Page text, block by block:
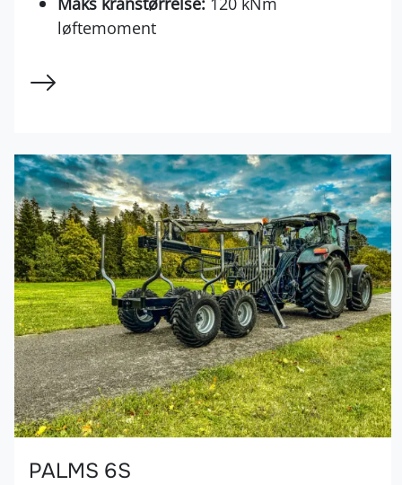
løftemoment
PALMS 6S